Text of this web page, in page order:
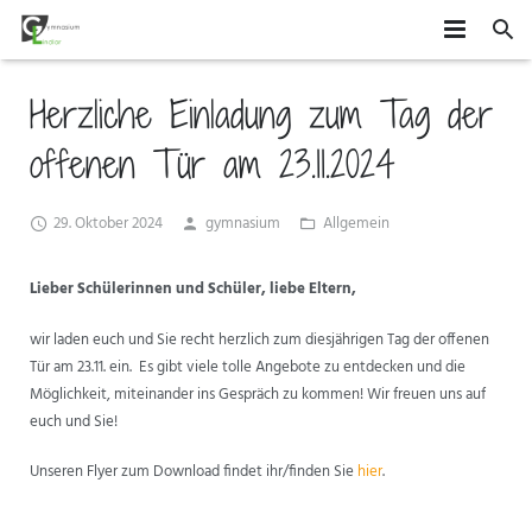
SCHÜLER
WETTBEWERBE UND ZUSATZQUALIFIKATIONEN
EHEMALIGE
STUFENINFO
KONZEPTE
FÖRDERUNG UND BERATUNG
ÜBERMITTAG
UNTERRICHTSZEITEN
BUSVERBINDUNGEN
ELTERNMITWIRKUNG
GRUNDSCHÜLER
FÖRDERVEREIN
NEWS
KONTAKT
Herzliche Einladung zum Tag der
offenen Tür am 23.11.2024
29. Oktober 2024 gymnasium Allgemein
Lieber Schülerinnen und Schüler, liebe Eltern,
wir laden euch und Sie recht herzlich zum diesjährigen Tag der offenen
Tür am 23.11. ein. Es gibt viele tolle Angebote zu entdecken und die
Möglichkeit, miteinander ins Gespräch zu kommen! Wir freuen uns auf
euch und Sie!
Unseren Flyer zum Download findet ihr/finden Siehier.